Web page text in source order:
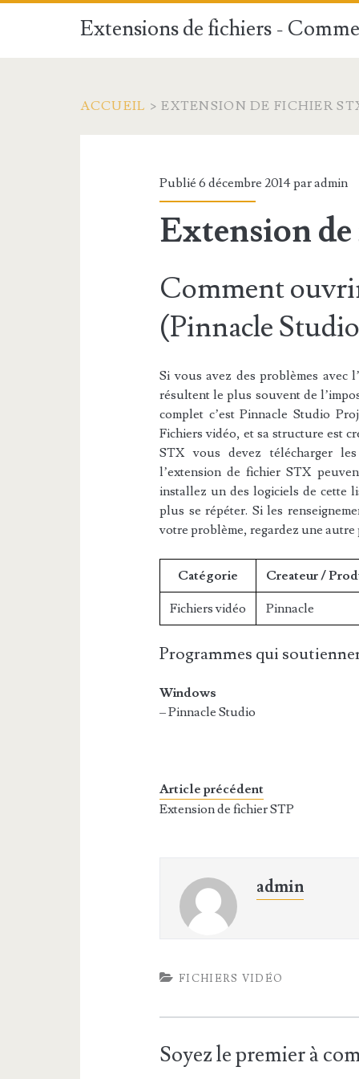
Extensions de fichiers -
ACCUEIL > EXTENSION DE FICHIER
Publié 6 décembre 2014 paradmin
Extension
Comment
(Pinnacle
Si vous avez des problèmes avec
résultent le plus souvent de
complet c’est Pinnacle Studio
Fichiers vidéo, et sa structure est
STX vous devez télécharger
l’extension de fichier STX
installez un des logiciels de cette
plus se répéter. Si les
votre problème, regardez une autre
Catégorie Createur /
Fichiers vidéo Pinnacle
Programmes qui
Windows
– Pinnacle Studio
Article précédent
Extension de fichier STP
admin
FICHIERS VIDÉO
Soyez le premier à